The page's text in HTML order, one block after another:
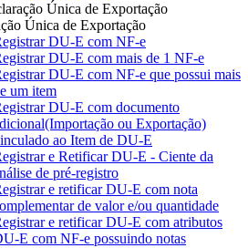
Única de Exportação
Única de Exportação
DU-E com NF-e
DU-E com mais de 1 NF-e
DU-E com NF-e que possui mais
um item
DU-E com documento
ou Exportação)
ao Item de DU-E
e Retificar DU-E - Ciente da
de pré-registro
e retificar DU-E com nota
de valor e/ou quantidade
e retificar DU-E com atributos
E com NF-e possuindo notas